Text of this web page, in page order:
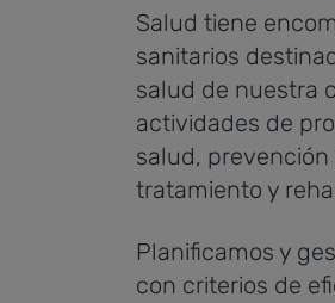
Salud tiene
sanitarios
salud de nuestra
actividades de
salud,
tratamiento y
Planificamos y
con criterios de